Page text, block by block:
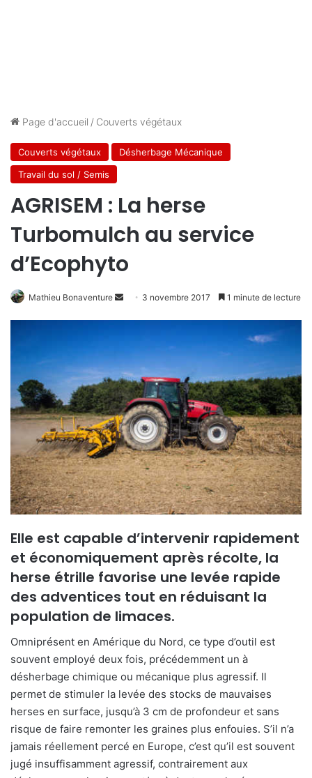
Page d'accueil / Couverts végétaux
Couverts végétaux
Désherbage Mécanique
Travail du sol / Semis
AGRISEM : La herse
Turbomulch au service
d’Ecophyto
Mathieu Bonaventure
e
r
u
n
c
o
u
r
r
3 novembre 2017 1 minute de lecture
Elle est capable d’intervenir rapidement
et économiquement après récolte, la
herse étrille favorise une levée rapide
des adventices tout en réduisant la
population de limaces.
Omniprésent en Amérique du Nord, ce type d’outil est
souvent employé deux fois, précédemment un à
désherbage chimique ou mécanique plus agressif. Il
permet de stimuler la levée des stocks de mauvaises
herses en surface, jusqu’à 3 cm de profondeur et sans
risque de faire remonter les graines plus enfouies. S’il n’a
jamais réellement percé en Europe, c’est qu’il est souvent
jugé insuffisamment agressif, contrairement aux